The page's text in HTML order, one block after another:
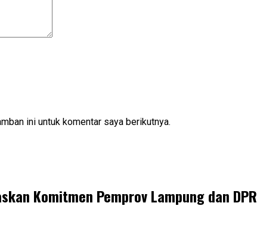
ini untuk komentar saya berikutnya.
Komitmen Pemprov Lampung dan